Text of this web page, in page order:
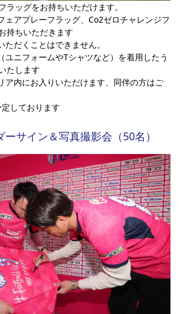
ラッグをお持ちいただけます。
アプレーフラッグ、Co2ゼロチャレンジフ
持ちいただきます
だくことはできません。
ニフォームやTシャツなど）を着用したう
たします
ア内にお入りいただけます、同伴の方はご
しております
サイン＆写真撮影会（50名）